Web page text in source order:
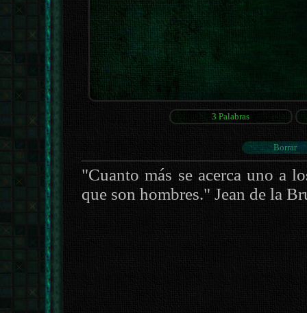
"Cuanto más se acerca uno a
que son hombres." Jean de la